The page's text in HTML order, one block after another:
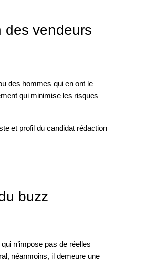
des vendeurs
des hommes qui en ont le
qui minimise les risques
et profil du candidat rédaction
buzz
n’impose pas de réelles
néanmoins, il demeure une